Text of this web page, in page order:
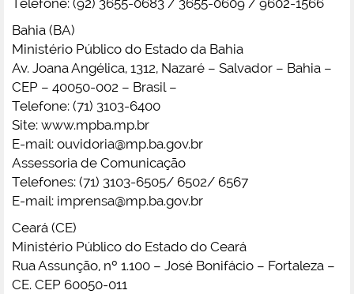
Bahia (BA)
Ministério Público do Estado da Bahia
Av. Joana Angélica, 1312, Nazaré – Salvador – Bahia –
CEP – 40050-002 – Brasil –
Telefone: (71) 3103-6400
Site: www.mpba.mp.br
E-mail: ouvidoria@mp.ba.gov.br
Assessoria de Comunicação
Telefones: (71) 3103-6505/ 6502/ 6567
E-mail: imprensa@mp.ba.gov.br
Ceará (CE)
Ministério Público do Estado do Ceará
Rua Assunção, nº 1.100 – José Bonifácio – Fortaleza –
CE. CEP 60050-011